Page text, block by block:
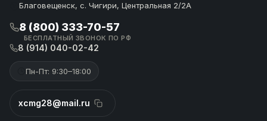
Благовещенск, с. Чигири, Центральная 2/2А
8 (800) 333-70-57
БЕСПЛАТНЫЙ ЗВОНОК ПО РФ
8 (914) 040-02-42
Пн-Пт: 9:30–18:00
xcmg28@mail.ru